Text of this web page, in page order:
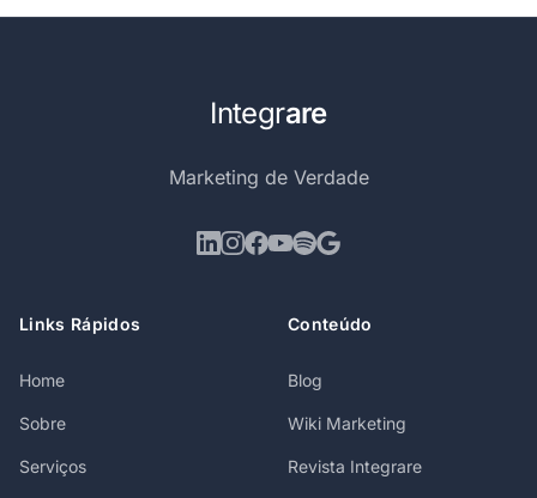
Integrare
Marketing de Verdade
Links Rápidos
Home
Sobre
Serviços
Conteúdo
Blog
Wiki Marketing
Revista Integrare